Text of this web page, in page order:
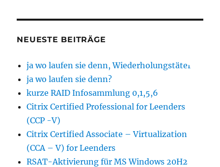
NEUESTE BEITRÄGE
ja wo laufen sie denn, Wiederholungstäter
ja wo laufen sie denn?
kurze RAID Infosammlung 0,1,5,6
Citrix Certified Professional for Leenders
(CCP -V)
Citrix Certified Associate – Virtualization
(CCA – V) for Leenders
RSAT-Aktivierung für MS Windows 20H2